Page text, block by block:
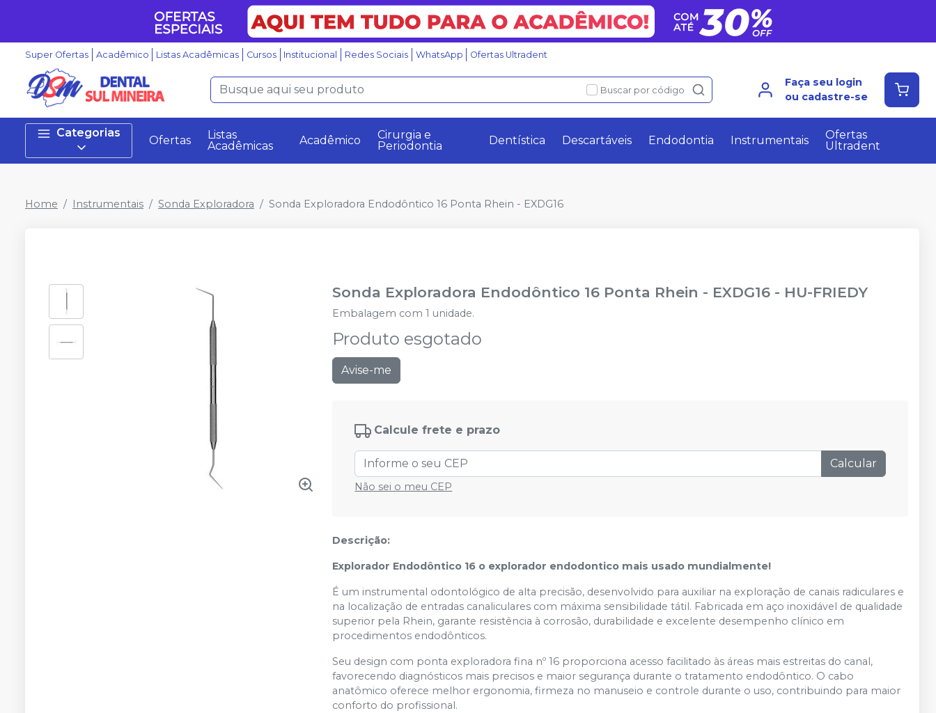
Super Ofertas Acadêmico Listas Acadêmicas Cursos Institucional Redes Sociais WhatsApp Ofertas Ultradent
Buscar por código
Faça seu login
ou cadastre-se
Categorias
Ofertas
Listas
Acadêmicas
Acadêmico
Cirurgia e
Periodontia
Dentística Descartáveis Endodontia Instrumentais
Ofertas
Ultradent
Home Instrumentais Sonda Exploradora Sonda Exploradora Endodôntico 16 Ponta Rhein - EXDG16
Sonda Exploradora Endodôntico 16 Ponta Rhein - EXDG16 - HU-FRIEDY
Embalagem com 1 unidade.
Produto esgotado
Avise-me
Calcule frete e prazo
Calcular
Não sei o meu CEP
Descrição:
Explorador Endodôntico 16 o explorador endodontico mais usado mundialmente!
É um instrumental odontológico de alta precisão, desenvolvido para auxiliar na exploração de canais radiculares e
na localização de entradas canaliculares com máxima sensibilidade tátil. Fabricada em aço inoxidável de qualidade
superior pela Rhein, garante resistência à corrosão, durabilidade e excelente desempenho clínico em
procedimentos endodônticos.
Seu design com ponta exploradora fina nº 16 proporciona acesso facilitado às áreas mais estreitas do canal,
favorecendo diagnósticos mais precisos e maior segurança durante o tratamento endodôntico. O cabo
anatômico oferece melhor ergonomia, firmeza no manuseio e controle durante o uso, contribuindo para maior
conforto do profissional.